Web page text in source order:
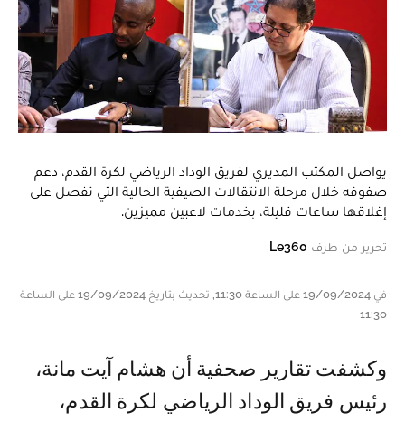
يواصل المكتب المديري لفريق الوداد الرياضي لكرة القدم، دعم
صفوفه خلال مرحلة الانتقالات الصيفية الحالية التي تفصل على
إغلاقها ساعات قليلة، بخدمات لاعبين مميزين.
تحرير من طرف Le360
في 19/09/2024 على الساعة 11:30, تحديث بتاريخ 19/09/2024 على الساعة
11:30
وكشفت تقارير صحفية أن هشام آيت مانة،
رئيس فريق الوداد الرياضي لكرة القدم،